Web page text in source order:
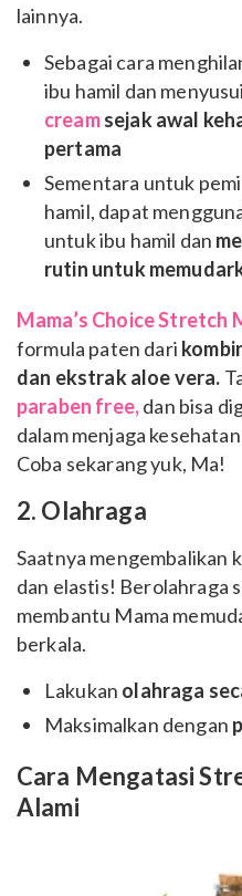
lainnya.
Sebagai cara
ibu hamil dan
creamsejak awal
pertama
Sementara untuk
hamil, dapat
untuk ibu hamil dan
rutin untuk
Mama’s Choice Stretch
formula paten dari
dan ekstrak aloe vera.
paraben free,dan bisa
dalam menjaga
Coba sekarang yuk, Ma!
2. Olahraga
Saatnya mengembalikan
dan elastis! Berolahraga
membantu Mama
berkala.
Lakukan olahraga
Maksimalkan dengan
Cara Mengatasi
Alami